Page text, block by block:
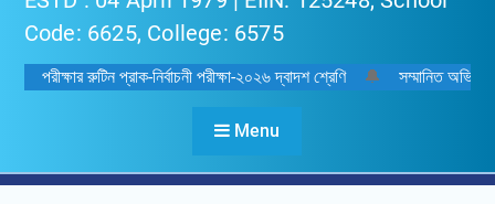
Code: 6625, College: 6575
পরীক্ষার রুটিন প্রাক-নির্বাচনী পরীক্ষা-২০২৬ দ্বাদশ শ্রেণি 🔔 সম্মানিত
Menu